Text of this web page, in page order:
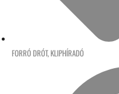
FORRÓ DRÓT, KLIPHÍRADÓ